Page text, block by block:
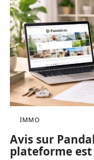
IMMO
Avis sur
plateforme